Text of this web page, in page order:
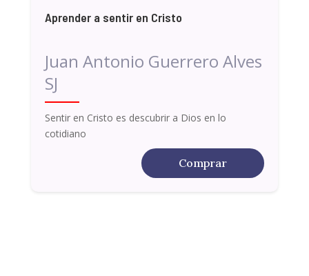
Aprender a sentir en Cristo
Juan Antonio Guerrero Alves
SJ
Sentir en Cristo es descubrir a Dios en lo
cotidiano
Comprar